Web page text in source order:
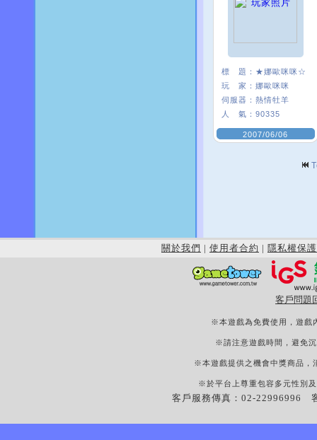
標 題： ★娜歐咪咪☆
玩 家： 娜歐咪咪
伺服器： 熱情牡羊
人 氣： 90335
2007/06/06
關於我們 | 使用者合約 | 隱私權保護
客戶問題
※本遊戲為免費使用，遊戲
※請注意遊戲時間，避免
※本遊戲提供之機會中獎商品，
※於平台上尊重包容多元性別
客戶服務傳真：02-22996996